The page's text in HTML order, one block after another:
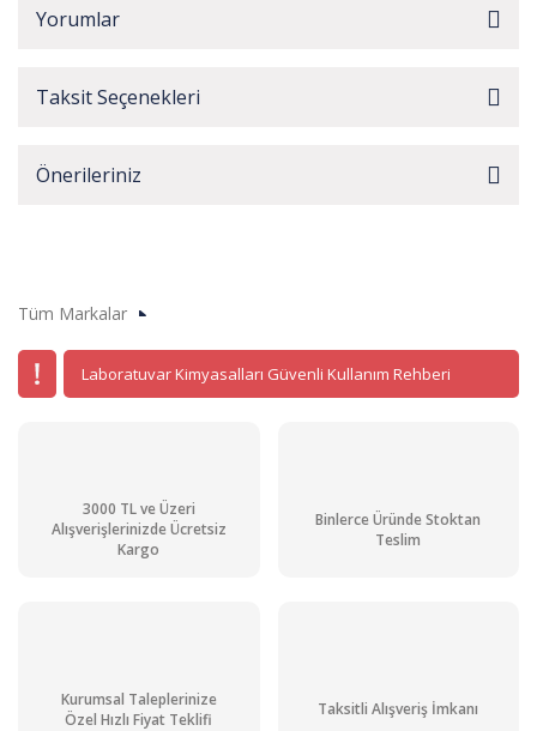
Yorumlar
Taksit Seçenekleri
Önerileriniz
Tüm Markalar
Laboratuvar Kimyasalları Güvenli Kullanım Rehberi
3000 TL ve Üzeri
Alışverişlerinizde Ücretsiz
Kargo
Binlerce Üründe Stoktan
Teslim
Kurumsal Taleplerinize
Özel Hızlı Fiyat Teklifi
Taksitli Alışveriş İmkanı